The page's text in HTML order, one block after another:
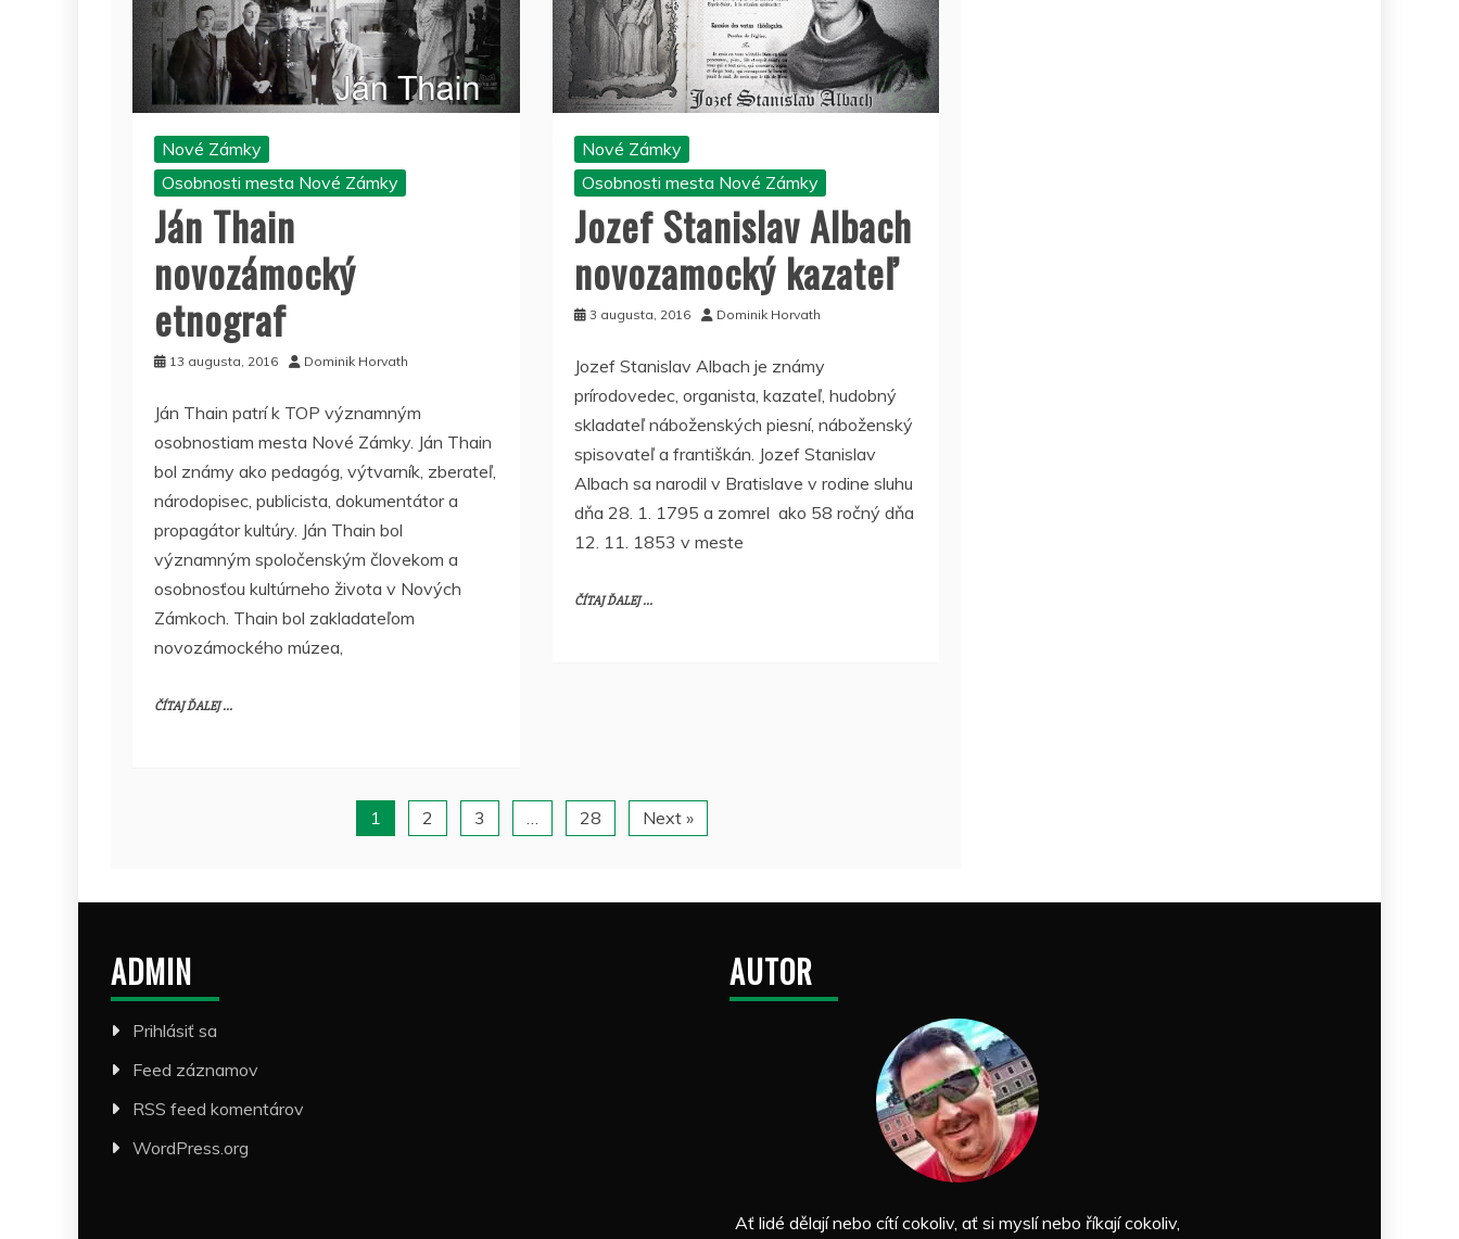
Nové Zámky
Osobnosti mesta Nové Zámky
Ján Thain
novozámocký
etnograf
13 augusta, 2016 Dominik Horvath
Ján Thain patrí k TOP významným
osobnostiam mesta Nové Zámky. Ján Thain
bol známy ako pedagóg, výtvarník, zberateľ,
národopisec, publicista, dokumentátor a
propagátor kultúry. Ján Thain bol
významným spoločenským človekom a
osobnosťou kultúrneho života v Nových
Zámkoch. Thain bol zakladateľom
novozámockého múzea,
ČÍTAJ ĎALEJ ...
Nové Zámky
Osobnosti mesta Nové Zámky
Jozef Stanislav Albach
novozamocký kazateľ
3 augusta, 2016 Dominik Horvath
Jozef Stanislav Albach je známy
prírodovedec, organista, kazateľ, hudobný
skladateľ náboženských piesní, náboženský
spisovateľ a františkán. Jozef Stanislav
Albach sa narodil v Bratislave v rodine sluhu
dňa 28. 1. 1795 a zomrel ako 58 ročný dňa
12. 11. 1853 v meste
ČÍTAJ ĎALEJ ...
1 2 3 28 Next »
ADMIN
Prihlásiť sa
Feed záznamov
RSS feed komentárov
WordPress.org
AUTOR
Ať lidé dělají nebo cítí cokoliv, ať si myslí nebo říkají cokoliv,